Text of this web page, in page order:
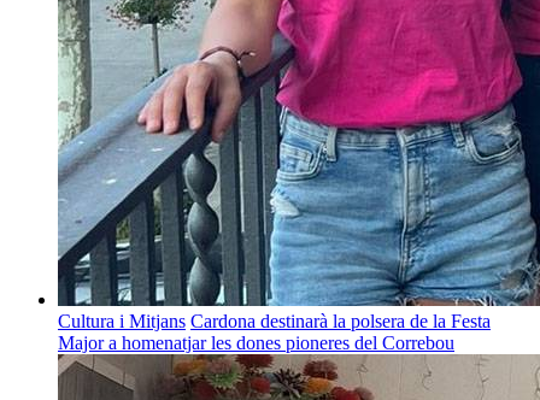
Cultura i Mitjans Cardona destinarà la polsera de la Festa
Major a homenatjar les dones pioneres del Correbou